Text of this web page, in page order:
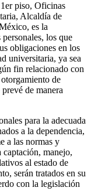
piso, Oficinas
Alcaldía de
es la
los que
obligaciones en los
universitaria, ya sea
fin relacionado con
de
de manera
para la adecuada
a la dependencia,
a las normas y
manejo,
al estado de
serán tratados en su
con la legislación